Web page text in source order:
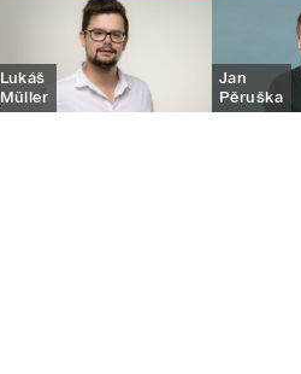
Lukáš
Müller
Jan
Pěruška